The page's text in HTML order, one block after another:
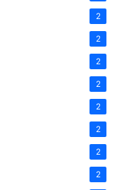
2
2
2
2
2
2
2
2